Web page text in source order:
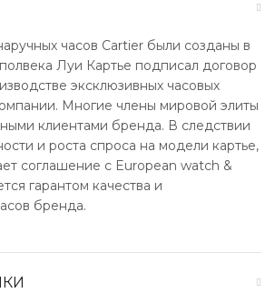
часов Cartier были созданы в
Луи Картье подписал договор
эксклюзивных часовых
Многие члены мировой элиты
клиентами бренда. В следствии
и роста спроса на модели картье,
соглашение с European watch &
гарантом качества и
бренда.